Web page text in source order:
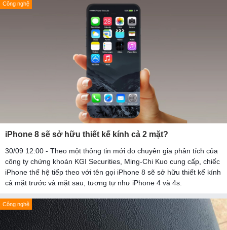
Công nghệ
iPhone 8 sẽ sở hữu thiết kế kính cả 2 mặt?
30/09 12:00 - Theo một thông tin mới do chuyên gia phân tích của
công ty chứng khoán KGI Securities, Ming-Chi Kuo cung cấp, chiếc
iPhone thế hệ tiếp theo với tên gọi iPhone 8 sẽ sở hữu thiết kế kính
cả mặt trước và mặt sau, tương tự như iPhone 4 và 4s.
Công nghệ